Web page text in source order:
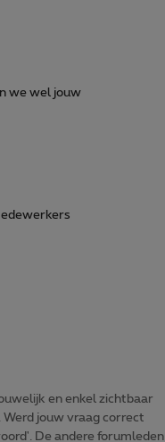
we wel jouw
en enkel zichtbaar
jouw vraag correct
De andere forumleden